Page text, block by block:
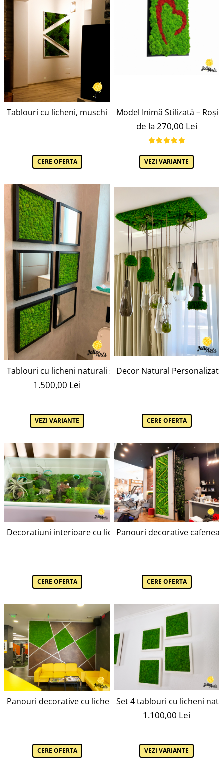
Tablouri cu licheni, muschi bombati, plante naturale
CERE OFERTA
Model Inimă Stilizată –
de la 270,00 Lei
VEZI VARIANTE
Tablouri cu licheni naturali stabilizati si oglinzi
1.500,00 Lei
VEZI VARIANTE
Decor Natural Personalizat
CERE OFERTA
Decoratiuni interioare cu licheni, muschi, plante
CERE OFERTA
Panouri decorative
CERE OFERTA
Panouri decorative cu licheni naturali Jolie Arts, Urban
CERE OFERTA
Set 4 tablouri cu licheni
1.100,00 Lei
VEZI VARIANTE